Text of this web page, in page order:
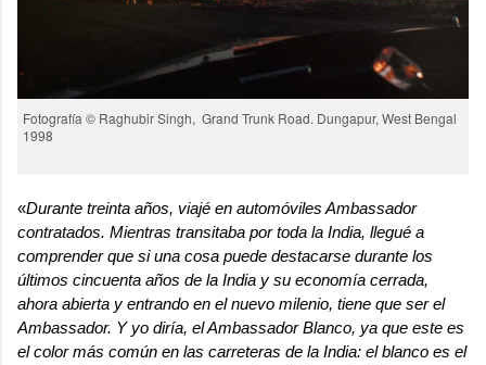
Fotografía © Raghubir Singh, Grand Trunk Road. Dungapur, West Bengal
1998
«Durante treinta años, viajé en automóviles Ambassador
contratados. Mientras transitaba por toda la India, llegué a
comprender que si una cosa puede destacarse durante los
últimos cincuenta años de la India y su economía cerrada,
ahora abierta y entrando en el nuevo milenio, tiene que ser el
Ambassador. Y yo diría, el Ambassador Blanco, ya que este es
el color más común en las carreteras de la India: el blanco es el